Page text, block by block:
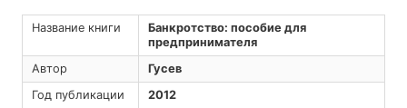
Название книги
Банкротство: пособие для
предпринимателя
Автор
Гусев
Год публикации
2012